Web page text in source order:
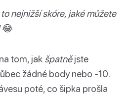
nejnižší skóre, jaké můžete
😂
tom, jak špatnějste
žádné body nebo -10.
poté, co šipka prošla